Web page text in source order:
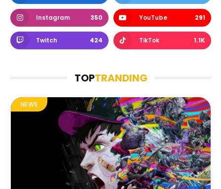
Instagram 350 YouTube 291
Twitch 424 TikTok 1.1K
TOPTRANDING
NEWS